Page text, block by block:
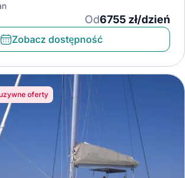
Od6755 zł/dzień
Zobacz dostępność
oferty